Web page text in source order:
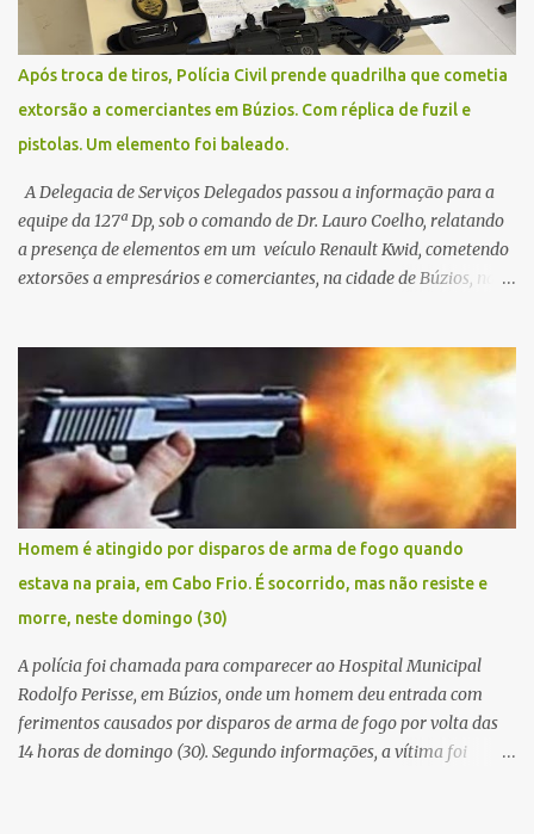
Após troca de tiros, Polícia Civil prende quadrilha que cometia
extorsão a comerciantes em Búzios. Com réplica de fuzil e
pistolas. Um elemento foi baleado.
A Delegacia de Serviços Delegados passou a informação para a
equipe da 127ª Dp, sob o comando de Dr. Lauro Coelho, relatando
a presença de elementos em um veículo Renault Kwid, cometendo
extorsões a empresários e comerciantes, na cidade de Búzios, na
fugir da cidade Buziana. Um dos detidos é policial civil e este foi
baleado na perna na troca de tiros . Na ocorrência, três armas,
pistolas e uma réplica de fuzil, foram apreendidas. O homem
baleado foi identificado como Claudio Bastos, conhecido no meio
político.
Homem é atingido por disparos de arma de fogo quando
estava na praia, em Cabo Frio. É socorrido, mas não resiste e
morre, neste domingo (30)
A polícia foi chamada para comparecer ao Hospital Municipal
Rodolfo Perisse, em Búzios, onde um homem deu entrada com
ferimentos causados por disparos de arma de fogo por volta das
14 horas de domingo (30). Segundo informações, a vítima foi